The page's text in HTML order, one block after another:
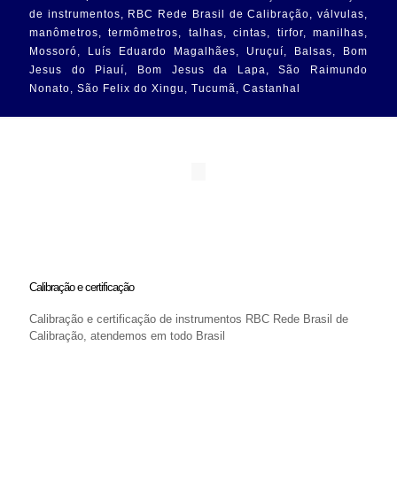
de instrumentos, RBC Rede Brasil de Calibração, válvulas,
manômetros, termômetros, talhas, cintas, tirfor, manilhas,
Mossoró, Luís Eduardo Magalhães, Uruçuí, Balsas, Bom
Jesus do Piauí, Bom Jesus da Lapa, São Raimundo
Nonato, São Felix do Xingu, Tucumã, Castanhal
Calibração e certificação
Calibração e certificação de instrumentos RBC Rede Brasil de
Calibração, atendemos em todo Brasil